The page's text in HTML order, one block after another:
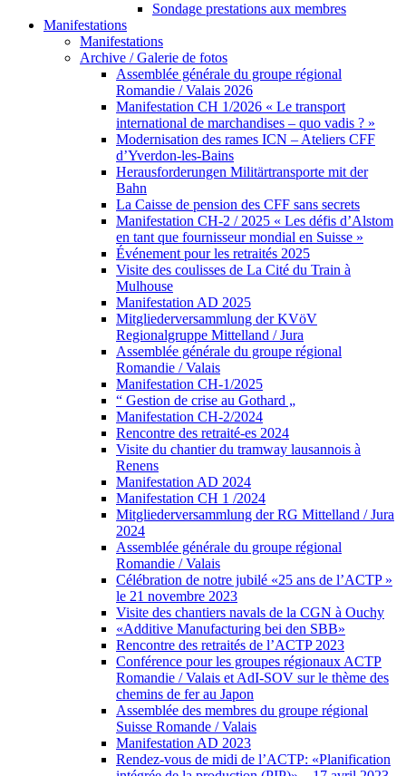
Sondage prestations aux membres
Manifestations
Manifestations
Archive / Galerie de fotos
Assemblée générale du groupe régional
Romandie / Valais 2026
Manifestation CH 1/2026 « Le transport
international de marchandises – quo vadis ? »
Modernisation des rames ICN – Ateliers CFF
d’Yverdon-les-Bains
Herausforderungen Militärtransporte mit der
Bahn
La Caisse de pension des CFF sans secrets
Manifestation CH-2 / 2025 « Les défis d’Alstom
en tant que fournisseur mondial en Suisse »
Événement pour les retraités 2025
Visite des coulisses de La Cité du Train à
Mulhouse
Manifestation AD 2025
Mitgliederversammlung der KVöV
Regionalgruppe Mittelland / Jura
Assemblée générale du groupe régional
Romandie / Valais
Manifestation CH-1/2025
“ Gestion de crise au Gothard „
Manifestation CH-2/2024
Rencontre des retraité-es 2024
Visite du chantier du tramway lausannois à
Renens
Manifestation AD 2024
Manifestation CH 1 /2024
Mitgliederversammlung der RG Mittelland / Jura
2024
Assemblée générale du groupe régional
Romandie / Valais
Célébration de notre jubilé «25 ans de l’ACTP »
le 21 novembre 2023
Visite des chantiers navals de la CGN à Ouchy
«Additive Manufacturing bei den SBB»
Rencontre des retraités de l’ACTP 2023
Conférence pour les groupes régionaux ACTP
Romandie / Valais et AdI-SOV sur le thème des
chemins de fer au Japon
Assemblée des membres du groupe régional
Suisse Romande / Valais
Manifestation AD 2023
Rendez-vous de midi de l’ACTP: «Planification